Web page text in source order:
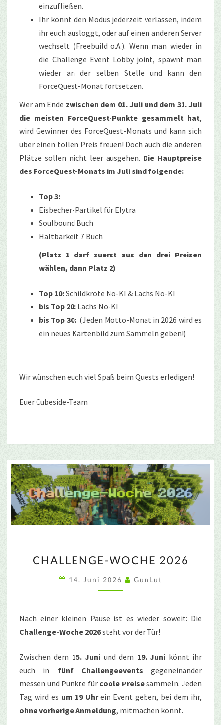
einzufließen.
Ihr könnt den Modus jederzeit verlassen, indem
ihr euch ausloggt, oder auf einen anderen Server
wechselt (Freebuild o.Ä.). Wenn man wieder in
die Challenge Event Lobby joint, spawnt man
wieder an der selben Stelle und kann den
ForceQuest-Monat fortsetzen.
Wer am Ende zwischen dem 01. Juli und dem 31. Juli
die meisten ForceQuest-Punkte gesammelt hat,
wird Gewinner des ForceQuest-Monats und kann sich
über einen tollen Preis freuen! Doch auch die anderen
Plätze sollen nicht leer ausgehen. Die Hauptpreise
des ForceQuest-Monats im Juli sind folgende:
Top 3:
Eisbecher-Partikel für Elytra
Soulbound Buch
Haltbarkeit 7 Buch
(Platz 1 darf zuerst aus den drei Preisen
wählen, dann Platz 2)
Top 10:Schildkröte No-KI & Lachs No-KI
bis Top 20: Lachs No-KI
bis Top 30:(Jeden Motto-Monat in 2026 wird es
ein neues Kartenbild zum Sammeln geben!)
Wir wünschen euch viel Spaß beim Quests erledigen!
Euer Cubeside-Team
WOCHE
2026
CHALLENGE-WOCHE 2026
14. Juni 2026 GunLut
Nach einer kleinen Pause ist es wieder soweit: Die
Challenge-Woche 2026steht vor der Tür!
Zwischen dem 15. Juni und dem 19. Juni könnt ihr
euch in fünf Challengeevents gegeneinander
messen und Punkte für coole Preisesammeln. Jeden
Tag wird es um 19 Uhrein Event geben, bei dem ihr,
ohne vorherige Anmeldung, mitmachen könnt.